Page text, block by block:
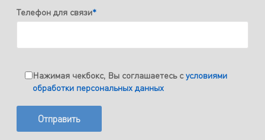
Телефон для связи*
Нажимая чекбокс, Вы соглашаетесь сусловиями
обработки персональных данных